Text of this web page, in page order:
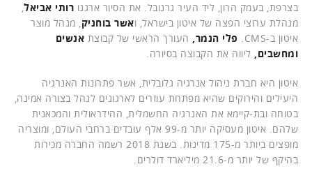
בצרפת, בעמק הרון, ליד העיר גרנובל. את הסיור ארגנו רותי אביאל,
מנהלת ערוצי הפצה של איטון בישראל, ואשר בוחניק, מנהל מוצר
איטון ב-CMS
. פלי הנמר, העורך הראשי של קבוצת אנשים
ומחשבים, ליווה את הקבוצה בסיורה.
איטון היא חברת ניהול אנרגיה גלובלית, אשר פתרונות האנרגיה
היעילים והירוקים שהיא מפתחת עוזרים לארגונים לנהל בצורה אמינה,
בטוחה ובת-קיימא את האנרגיה החשמלית, ההידראולית והמכאנית
שלהם. איטון מעסיקה יותר מ-99 אלף עובדים ברחבי העולם, ומוצריה
מופצים ביותר מ-175 מדינות. בשנת 2018 רשמה החברה מכירות
בהיקף של יותר מ-21.6 מיליארד דולרים.